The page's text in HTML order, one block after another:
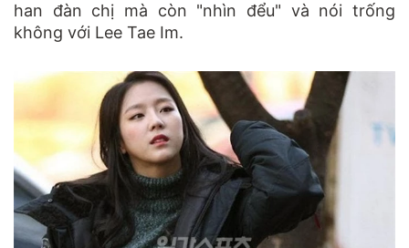
han đàn chị mà còn "nhìn đểu" và nói trống
không với Lee Tae Im.